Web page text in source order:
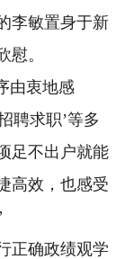
李敏置身于新
慰。
由衷地感
聘求职’等多
足不出户就能
高效，也感受
确政绩观学